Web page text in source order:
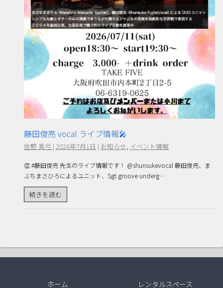
藤田俊亮 vocal ライブ情報🎤
佐野 真弓 | 2026年7月1日 | お知らせ, イベント情報
👏 #藤田俊亮 先生のライブ情報です！ @shunsukevocal 藤田俊亮、ま
ぶちまさひろによるユニット、Sgt.groove underg…
続きを読む
ホーム レンタルスペース